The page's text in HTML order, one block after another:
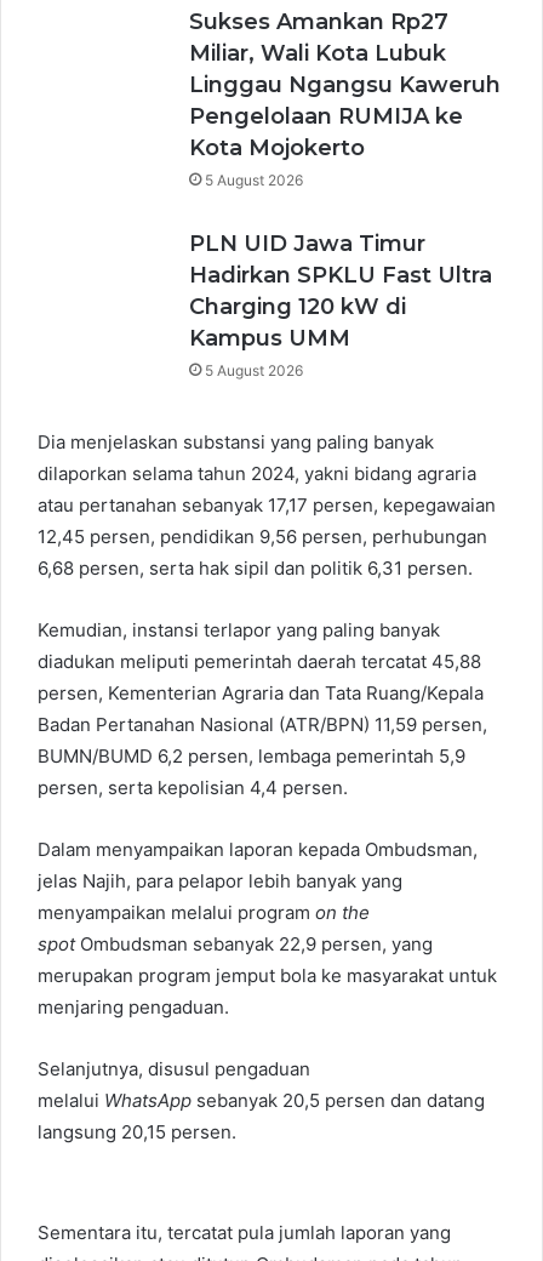
Sukses Amankan Rp27
Miliar, Wali Kota Lubuk
Linggau Ngangsu Kaweruh
Pengelolaan RUMIJA ke
Kota Mojokerto
5 August 2026
PLN UID Jawa Timur
Hadirkan SPKLU Fast Ultra
Charging 120 kW di
Kampus UMM
5 August 2026
Dia menjelaskan substansi yang paling banyak
dilaporkan selama tahun 2024, yakni bidang agraria
atau pertanahan sebanyak 17,17 persen, kepegawaian
12,45 persen, pendidikan 9,56 persen, perhubungan
6,68 persen, serta hak sipil dan politik 6,31 persen.
Kemudian, instansi terlapor yang paling banyak
diadukan meliputi pemerintah daerah tercatat 45,88
persen, Kementerian Agraria dan Tata Ruang/Kepala
Badan Pertanahan Nasional (ATR/BPN) 11,59 persen,
BUMN/BUMD 6,2 persen, lembaga pemerintah 5,9
persen, serta kepolisian 4,4 persen.
Dalam menyampaikan laporan kepada Ombudsman,
jelas Najih, para pelapor lebih banyak yang
menyampaikan melalui program on the
spotOmbudsman sebanyak 22,9 persen, yang
merupakan program jemput bola ke masyarakat untuk
menjaring pengaduan.
Selanjutnya, disusul pengaduan
melalui WhatsApp sebanyak 20,5 persen dan datang
langsung 20,15 persen.
Sementara itu, tercatat pula jumlah laporan yang